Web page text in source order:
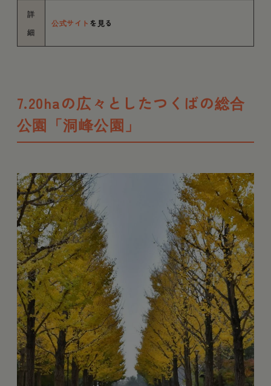
詳
細
公式サイト を見る
7.20haの広々としたつくばの総合
公園「洞峰公園」